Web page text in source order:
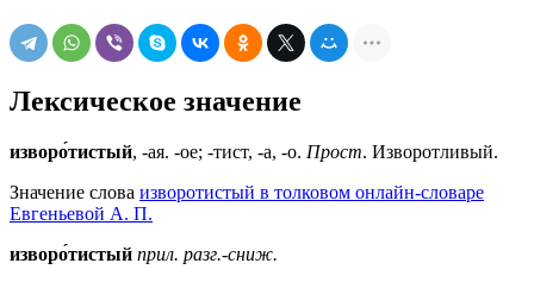
Лексическое значение
изворо́тистый, -ая. -ое; -тист, -а, -о. Прост. Изворотливый.
Значение слова изворотистый в толковом онлайн-словаре
Евгеньевой А. П.
изворо́тистый прил. разг.-сниж.